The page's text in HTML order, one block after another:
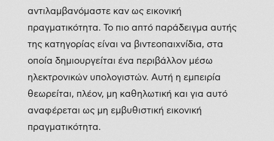
αντιλαμβανόμαστε καν ως εικονική
πραγματικότητα. Το πιο απτό παράδειγμα αυτής
της κατηγορίας είναι να βιντεοπαιχνίδια, στα
οποία δημιουργείται ένα περιβάλλον μέσω
ηλεκτρονικών υπολογιστών. Αυτή η εμπειρία
θεωρείται, πλέον, μη καθηλωτική και για αυτό
αναφέρεται ως μη εμβυθιστική εικονική
πραγματικότητα.